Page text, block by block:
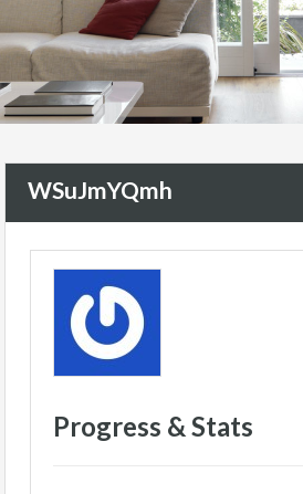
WSuJmYQmh
Progress & Stats